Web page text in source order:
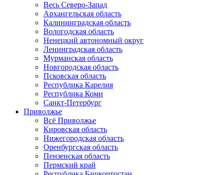
Весь Северо-Запад
Архангельская область
Калининградская область
Вологодская область
Ненецкий автономный округ
Ленинградская область
Мурманская область
Новгородская область
Псковская область
Республика Карелия
Республика Коми
Санкт-Петербург
Приволжье
Всё Приволжье
Кировская область
Нижегородская область
Оренбургская область
Пензенская область
Пермский край